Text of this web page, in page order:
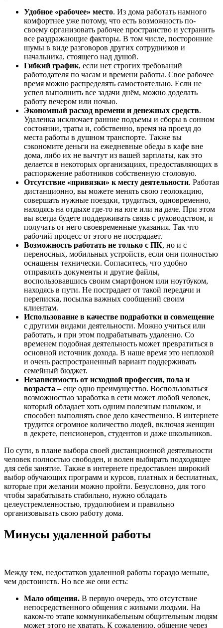
Удобное «рабочее» место. Из дома работать намного
комфортнее уже потому, что есть возможность по-
своему организовать рабочее пространство и устранить
все раздражающие факторы. В том числе, посторонние
шумы в виде разговоров других сотрудников и
начальника, стоящего над душой.
Гибкий график, если нет строгих требований
работодателя по часам и времени работы. Свое рабочее
время можно распределять самостоятельно. Если не
успел выполнить все задачи днём, можно доделать
работу вечером или ночью.
Экономный расход времени и денежных средств.
Удаленка исключает ранние подъемы и сборы в сонном
состоянии, траты и, собственно, время на проезд до
места работы в душном транспорте. Также вы
сэкономите деньги на ежедневные обеды в кафе вне
дома, либо их не вычтут из вашей зарплаты, как это
делается в некоторых организациях, предоставляющих в
распоряжение работников собственную столовую.
Отсутствие «привязки» к месту деятельности. Работая
дистанционно, вы можете менять свою геолокацию,
совершать нужные поездки, трудиться, одновременно,
находясь на отдыхе где-то на юге или на даче. При этом
вы всегда будете поддерживать связь с руководством, и
получать от него своевременные указания. Так что
рабочий процесс от этого не пострадает.
Возможность работать не только с ПК, но и с
переносных, мобильных устройств, если они полностью
оснащены технически. Согласитесь, что удобно
отправлять документы и другие файлы,
воспользовавшись своим смартфоном или ноутбуком,
находясь в пути. Не пострадает от такой передачи и
переписка, посылка важных сообщений своим
клиентам.
Использование в качестве подработки и совмещение
с другими видами деятельности. Можно учиться или
работать, и при этом подрабатывать удаленно. Со
временем подобная деятельность может превратиться в
основной источник дохода. В наше время это неплохой
и очень распространенный вариант поддерживать
семейный бюджет.
Независимость от исходной профессии, пола и
возраста – еще одно преимущество. Воспользоваться
возможностью заработка в сети может любой человек,
который обладает хоть одним полезным навыком, и
способен выполнять свое дело качественно. В интернете
трудится огромное количество людей, включая женщин
в декрете, пенсионеров, студентов и даже школьников.
По сути, в плане выбора своей дистанционной деятельности
человек полностью свободен, и волен выбирать подходящее
для себя занятие. Также в интернете предоставлен широкий
выбор обучающих программ и курсов, платных и бесплатных,
которые при желании можно пройти. Безусловно, для того
чтобы зарабатывать стабильно, нужно обладать
целеустремленностью, трудолюбием и правильно
организовывать свою работу дома.
Минусы удаленной работы
Между тем, недостатков удаленной работы гораздо меньше,
чем достоинств. Но все же они есть:
Мало общения. В первую очередь, это отсутствие
непосредственного общения с живыми людьми. На
каком-то этапе коммуникабельным общительным людям
может этого не хватать. К сожалению, общение через